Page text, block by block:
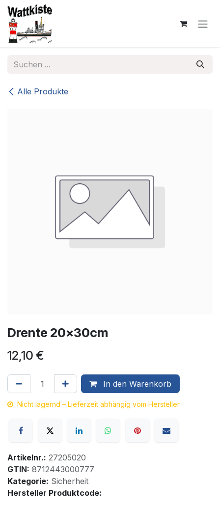
Zum Inhalt springen
Alle Produkte
Drente 20x30cm
12,10 €
In den Warenkorb
Nicht lagernd – Lieferzeit abhängig vom Hersteller
Artikelnr.: 27205020
GTIN: 8712443000777
Kategorie: Sicherheit
Hersteller Produktcode: